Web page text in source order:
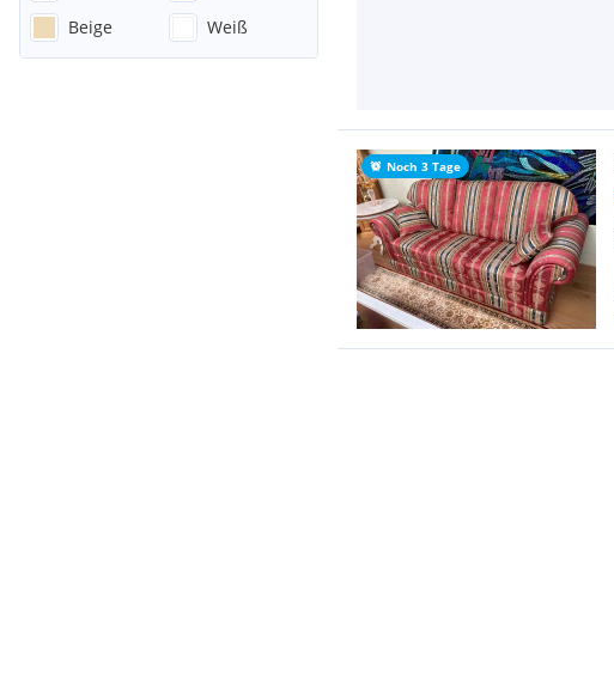
Beige
Weiß
Noch 3 Tage